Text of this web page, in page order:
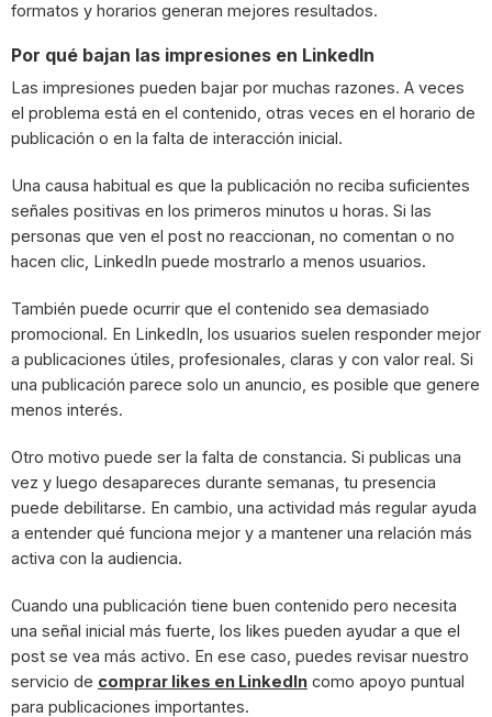
formatos y horarios generan mejores resultados.
Por qué bajan las impresiones en LinkedIn
Las impresiones pueden bajar por muchas razones. A veces
el problema está en el contenido, otras veces en el horario de
publicación o en la falta de interacción inicial.
Una causa habitual es que la publicación no reciba suficientes
señales positivas en los primeros minutos u horas. Si las
personas que ven el post no reaccionan, no comentan o no
hacen clic, LinkedIn puede mostrarlo a menos usuarios.
También puede ocurrir que el contenido sea demasiado
promocional. En LinkedIn, los usuarios suelen responder mejor
a publicaciones útiles, profesionales, claras y con valor real. Si
una publicación parece solo un anuncio, es posible que genere
menos interés.
Otro motivo puede ser la falta de constancia. Si publicas una
vez y luego desapareces durante semanas, tu presencia
puede debilitarse. En cambio, una actividad más regular ayuda
a entender qué funciona mejor y a mantener una relación más
activa con la audiencia.
Cuando una publicación tiene buen contenido pero necesita
una señal inicial más fuerte, los likes pueden ayudar a que el
post se vea más activo. En ese caso, puedes revisar nuestro
servicio de comprar likes en LinkedIn como apoyo puntual
para publicaciones importantes.